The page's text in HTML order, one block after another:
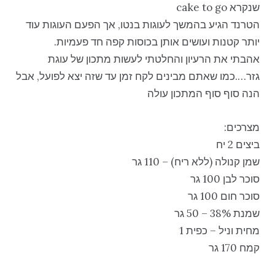
שנקרא cake to go
הטרנד הגיע בהמשך לעוגות בנטו, אך הפעם העוגות עוד
יותר קטנות ועושים אותן בכוסות קפה חד פעמיות.
אהבתי את הרעיון והחלטתי לעשות מתכון של עוגת
גזר….כמו שאתם מבינים לקח זמן עד שזה יצא לפועל, אבל
הנה סוף סוף המתכון עולה
מצרכים:
ביצים 2 יח
שמן קנולה (ללא ריח) – 110 גר
סוכר לבן 100 גר
סוכר חום 100 גר
שמנת 38% – 50 גר
מחית וניל – כפית 1
קמח 170 גר